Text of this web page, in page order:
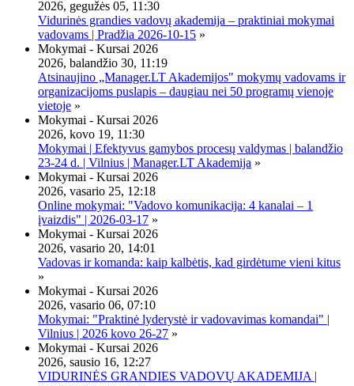
2026, gegužės 05, 11:30
Vidurinės grandies vadovų akademija – praktiniai mokymai
vadovams | Pradžia 2026-10-15 »
Mokymai - Kursai 2026
2026, balandžio 30, 11:19
Atsinaujino „Manager.LT Akademijos" mokymų vadovams ir
organizacijoms puslapis – daugiau nei 50 programų vienoje
vietoje »
Mokymai - Kursai 2026
2026, kovo 19, 11:30
Mokymai | Efektyvus gamybos procesų valdymas | balandžio
23-24 d. | Vilnius | Manager.LT Akademija »
Mokymai - Kursai 2026
2026, vasario 25, 12:18
Online mokymai: "Vadovo komunikacija: 4 kanalai – 1
įvaizdis" | 2026-03-17 »
Mokymai - Kursai 2026
2026, vasario 20, 14:01
Vadovas ir komanda: kaip kalbėtis, kad girdėtume vieni kitus
»
Mokymai - Kursai 2026
2026, vasario 06, 07:10
Mokymai: "Praktinė lyderystė ir vadovavimas komandai" |
Vilnius | 2026 kovo 26-27 »
Mokymai - Kursai 2026
2026, sausio 16, 12:27
VIDURINĖS GRANDIES VADOVŲ AKADEMIJA |